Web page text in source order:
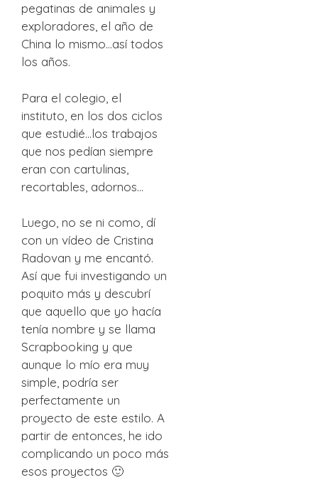
pegatinas de animales y
exploradores, el año de
China lo mismo…así todos
los años.
Para el colegio, el
instituto, en los dos ciclos
que estudié…los trabajos
que nos pedían siempre
eran con cartulinas,
recortables, adornos…
Luego, no se ni como, dí
con un vídeo de Cristina
Radovan y me encantó.
Así que fui investigando un
poquito más y descubrí
que aquello que yo hacía
tenía nombre y se llama
Scrapbooking y que
aunque lo mío era muy
simple, podría ser
perfectamente un
proyecto de este estilo. A
partir de entonces, he ido
complicando un poco más
esos proyectos 🙂